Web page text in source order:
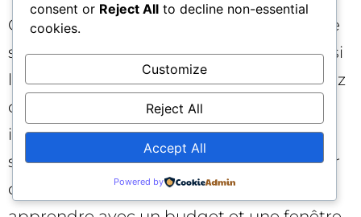
Choisissez la stratégie adaptée : CPA cible
si l’entonnoir est homogène ; ROAS cible si
la valeur varie fortement par produit. Fixez
des cibles réalistes, puis ajustez par
itérations de 10 à 15 % selon la réponse du
système. N’entrez pas dans un bras de fer
quotidien ; laissez le machine learning
consent or Reject All to decline non-essential
cookies.
Customize
Reject All
Accept All
Powered by